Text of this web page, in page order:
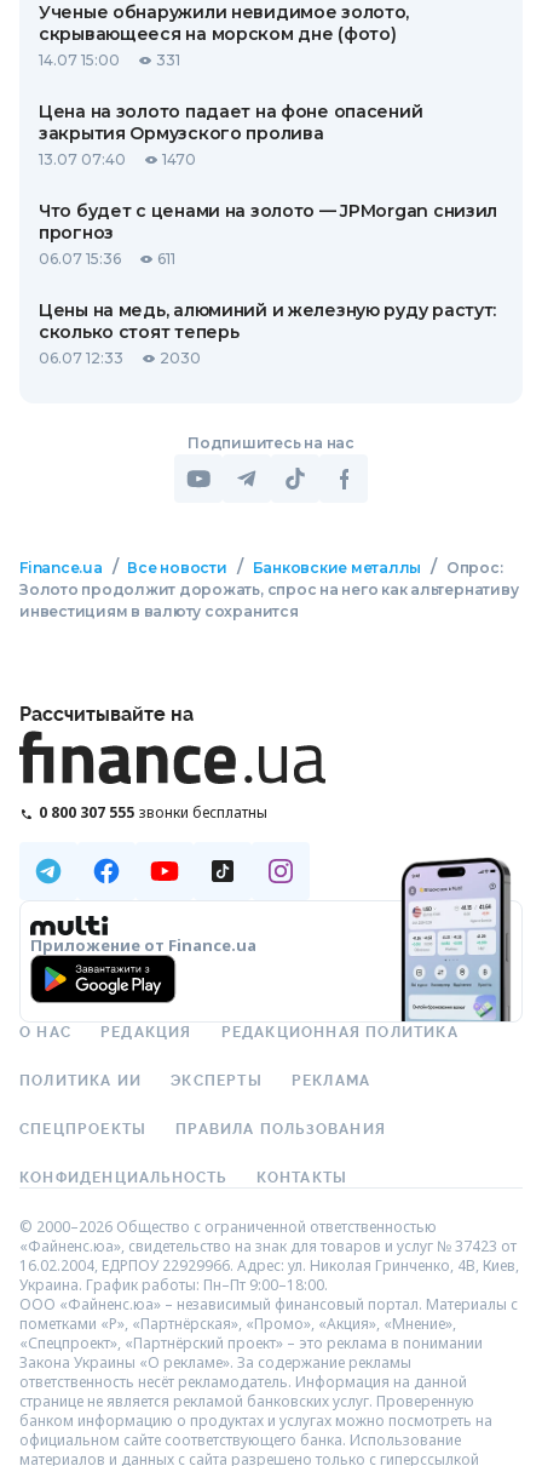
Ученые обнаружили невидимое золото,
скрывающееся на морском дне (фото)
14.07 15:00 331
Цена на золото падает на фоне опасений
закрытия Ормузского пролива
13.07 07:40 1470
Что будет с ценами на золото — JPMorgan снизил
прогноз
06.07 15:36 611
Цены на медь, алюминий и железную руду растут:
сколько стоят теперь
06.07 12:33 2030
Подпишитесь на нас
Finance.ua / Все новости / Банковские металлы /
Опрос:
Золото продолжит дорожать, спрос на него как альтернативу
инвестициям в валюту сохранится
Рассчитывайте на
0 800 307 555 звонки бесплатны
Приложение от Finance.ua
О НАС РЕДАКЦИЯ РЕДАКЦИОННАЯ ПОЛИТИКА
ПОЛИТИКА ИИ ЭКСПЕРТЫ РЕКЛАМА
СПЕЦПРОЕКТЫ ПРАВИЛА ПОЛЬЗОВАНИЯ
КОНФИДЕНЦИАЛЬНОСТЬ КОНТАКТЫ
© 2000–2026 Общество с ограниченной ответственностью
«Файненс.юа», свидетельство на знак для товаров и услуг № 37423 от
16.02.2004, ЕДРПОУ 22929966. Адрес: ул. Николая Гринченко, 4В, Киев,
Украина. График работы: Пн–Пт 9:00–18:00.
ООО «Файненс.юа» – независимый финансовый портал. Материалы с
пометками «Р», «Партнёрская», «Промо», «Акция», «Мнение»,
«Спецпроект», «Партнёрский проект» – это реклама в понимании
Закона Украины «О рекламе». За содержание рекламы
ответственность несёт рекламодатель. Информация на данной
странице не является рекламой банковских услуг. Проверенную
банком информацию о продуктах и услугах можно посмотреть на
официальном сайте соответствующего банка. Использование
материалов и данных с сайта разрешено только с гиперссылкой